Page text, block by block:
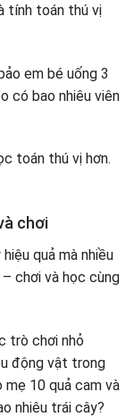
tính toán thú vị
em bé uống 3
có bao nhiêu viên
chơi
quả mà nhiều
chơi và học cùng
trò chơi nhỏ
động vật trong
10 quả cam và
nhiêu trái cây?